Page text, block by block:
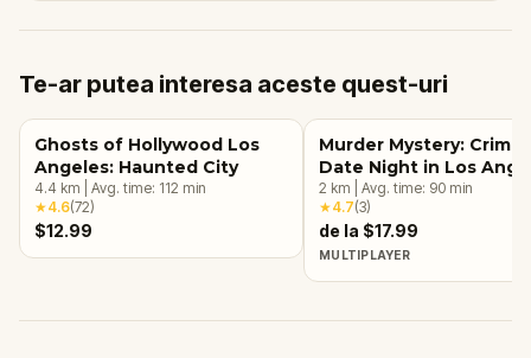
Te-ar putea interesa aceste quest-uri
Ghosts of Hollywood Los
Angeles: Haunted City
4.4 km Avg. time: 112 min
★4.6(72)
$12.99
Murder Mystery: Crime
Date Night in Los
2 km Avg. time: 90 min
★4.7(3)
de la $17.99
MULTIPLAYER